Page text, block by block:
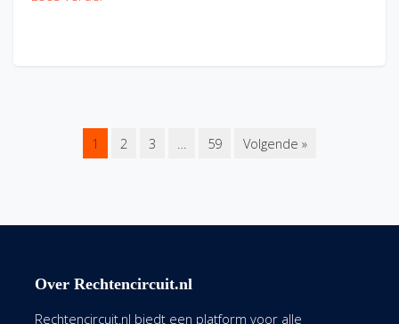
1 2 3 … 59 Volgende »
Over Rechtencircuit.nl
Rechtencircuit.nl biedt een platform voor alle